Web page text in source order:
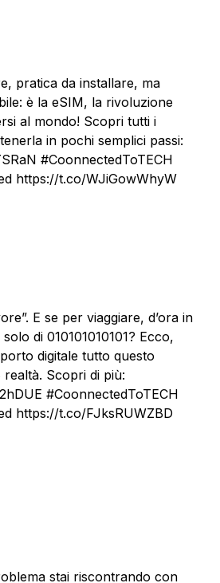
pratica da installare, ma
è la eSIM, la rivoluzione
al mondo! Scopri tutti i
in pochi semplici passi:
#CoonnectedToTECH
https://t.co/WJiGowWhyW
E se per viaggiare, d’ora in
di 010101010101? Ecco,
digitale tutto questo
Scopri di più:
#CoonnectedToTECH
https://t.co/FJksRUWZBD
stai riscontrando con